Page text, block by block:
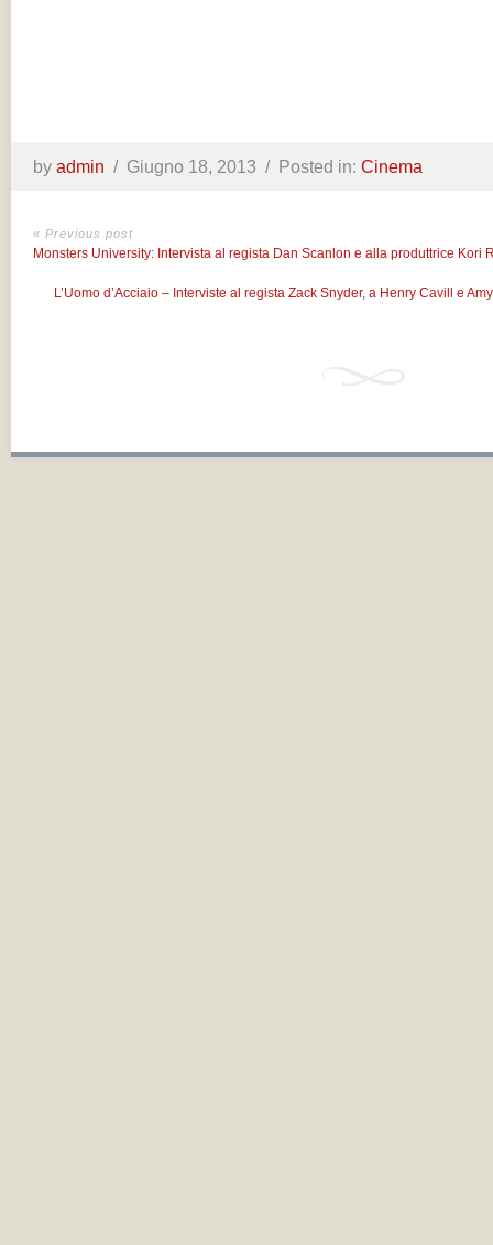
by admin / Giugno 18, 2013 / Posted in: Cinema
« Previous post
Monsters University: Intervista al regista Dan Scanlon e alla produttrice Kori
L’Uomo d’Acciaio – Interviste al regista Zack Snyder, a Henry Cavill e